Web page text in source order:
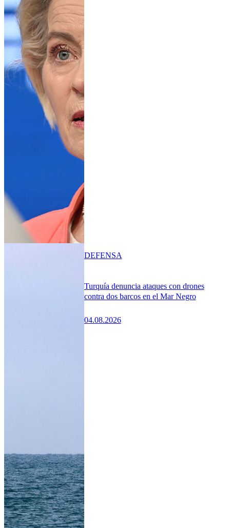
Turquía denuncia ataques con drones
contra dos barcos en el Mar Negro
04.08.2026
DEFENSA